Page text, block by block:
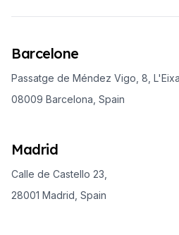
Barcelone
Passatge de Méndez Vigo, 8,
08009 Barcelona, Spain
Madrid
Calle de Castello 23,
28001 Madrid, Spain